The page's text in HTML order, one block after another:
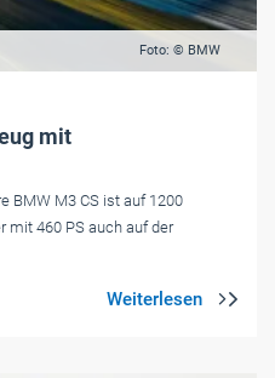
Foto: © BMW
mit
BMW M3 CS ist auf 1200
mit 460 PS auch auf der